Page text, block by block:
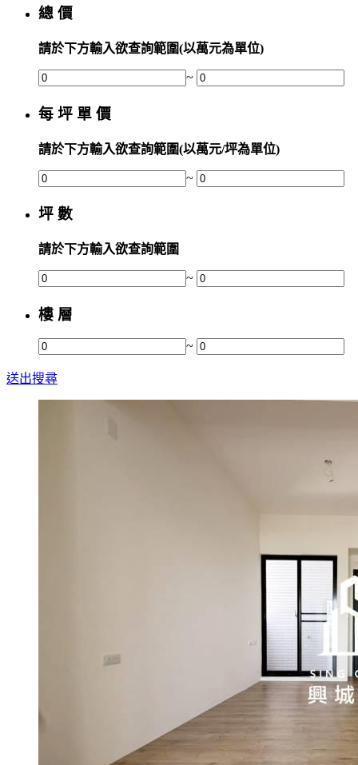
總 價
請於下方輸入欲查詢範圍(以萬元為單位)
~
每 坪 單 價
請於下方輸入欲查詢範圍(以萬元/坪為單位)
~
坪 數
請於下方輸入欲查詢範圍
~
樓 層
~
送出搜尋